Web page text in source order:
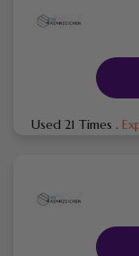
Used 21 Times .